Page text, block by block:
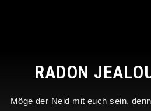
RADON
Möge der Neid mit euch sein,